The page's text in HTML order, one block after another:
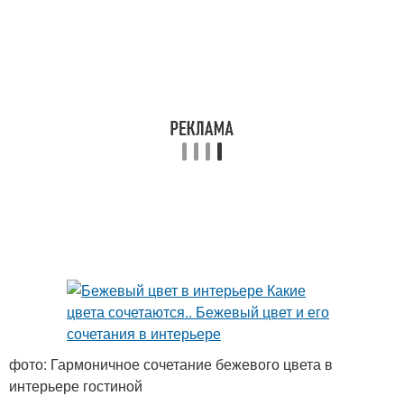
фото: Гармоничное сочетание бежевого цвета в
интерьере гостиной